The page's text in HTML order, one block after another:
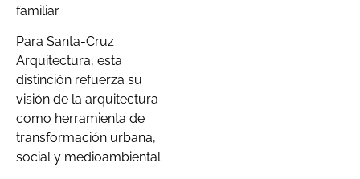
familiar.
Para Santa-Cruz
Arquitectura, esta
distinción refuerza su
visión de la arquitectura
como herramienta de
transformación urbana,
social y medioambiental.